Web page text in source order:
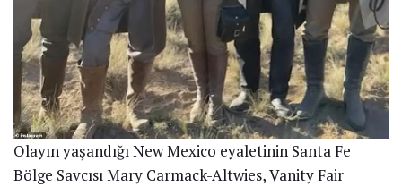
Olayın yaşandığı New Mexico eyaletinin Santa Fe
Bölge Savcısı Mary Carmack-Altwies, Vanity Fair